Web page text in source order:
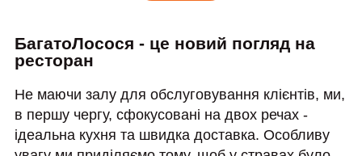
БагатоЛосося - це новий погляд на
ресторан
Не маючи залу для обслуговування клієнтів, ми,
в першу чергу, сфокусовані на двох речах -
ідеальна кухня та швидка доставка. Особливу